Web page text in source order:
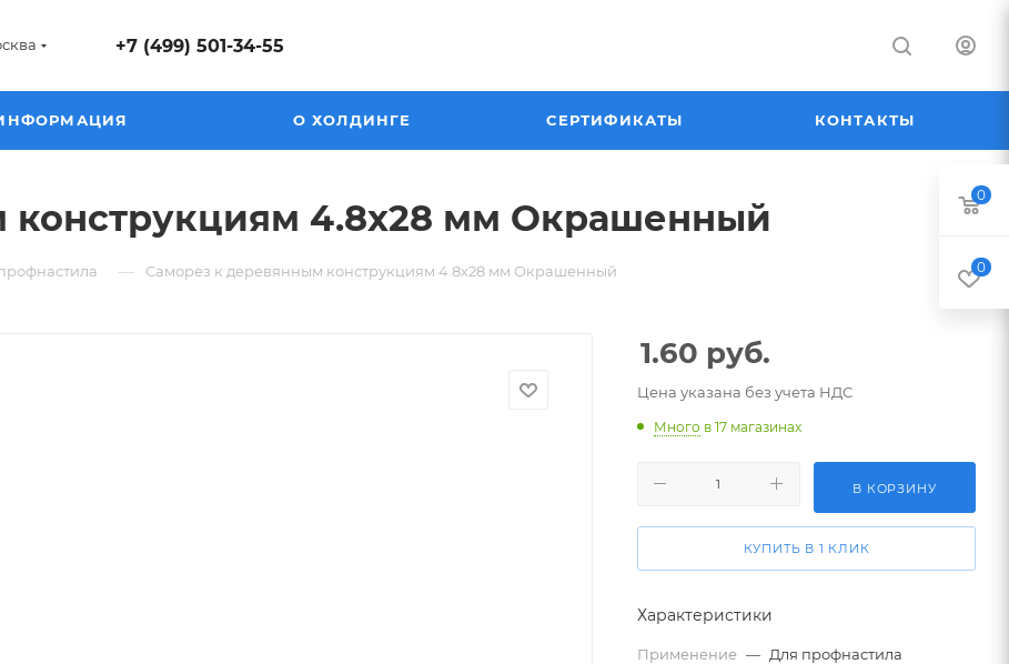
+7 (499) 501-34-55
О ХОЛДИНГЕ СЕРТИФИКАТЫ КОНТАКТЫ
конструкциям 4.8х28 мм Окрашенный
— Саморез к деревянным конструкциям 4.8х28 мм Окрашенный
1.60 руб.
Цена указана без учета НДС
Много в 17 магазинах
В КОРЗИНУ
КУПИТЬ В 1 КЛИК
Характеристики
Применение — Для профнастила
0
0